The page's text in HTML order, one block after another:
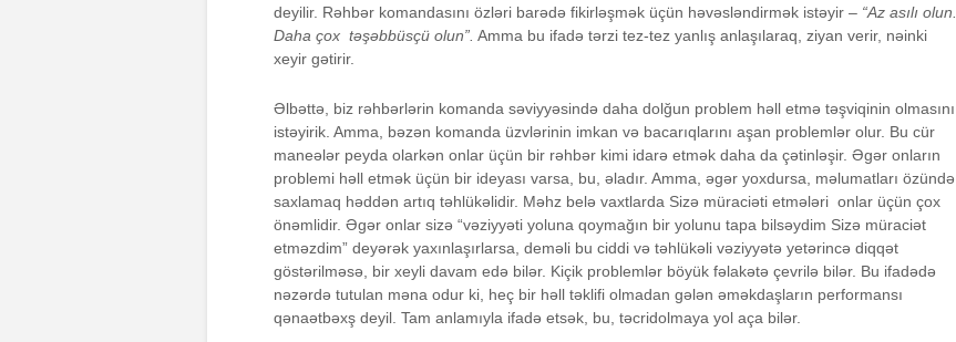
deyilir. Rəhbər komandasını özləri barədə fikirləşmək üçün həvəsləndirmək istəyir – “Az asılı olun.
Daha çox təşəbbüsçü olun”. Amma bu ifadə tərzi tez-tez yanlış anlaşılaraq, ziyan verir, nəinki
xeyir gətirir.
Əlbəttə, biz rəhbərlərin komanda səviyyəsində daha dolğun problem həll etmə təşviqinin olmasını
istəyirik. Amma, bəzən komanda üzvlərinin imkan və bacarıqlarını aşan problemlər olur. Bu cür
maneələr peyda olarkən onlar üçün bir rəhbər kimi idarə etmək daha da çətinləşir. Əgər onların
problemi həll etmək üçün bir ideyası varsa, bu, əladır. Amma, əgər yoxdursa, məlumatları özündə
saxlamaq həddən artıq təhlükəlidir. Məhz belə vaxtlarda Sizə müraciəti etmələri onlar üçün çox
önəmlidir. Əgər onlar sizə “vəziyyəti yoluna qoymağın bir yolunu tapa bilsəydim Sizə müraciət
etməzdim” deyərək yaxınlaşırlarsa, deməli bu ciddi və təhlükəli vəziyyətə yetərincə diqqət
göstərilməsə, bir xeyli davam edə bilər. Kiçik problemlər böyük fəlakətə çevrilə bilər. Bu ifadədə
nəzərdə tutulan məna odur ki, heç bir həll təklifi olmadan gələn əməkdaşların performansı
qənaətbəxş deyil. Tam anlamıyla ifadə etsək, bu, təcridolmaya yol aça bilər.
Savadlıyam, yoxsa
ziyalı?
İstək, yoxsa ehtiyac?